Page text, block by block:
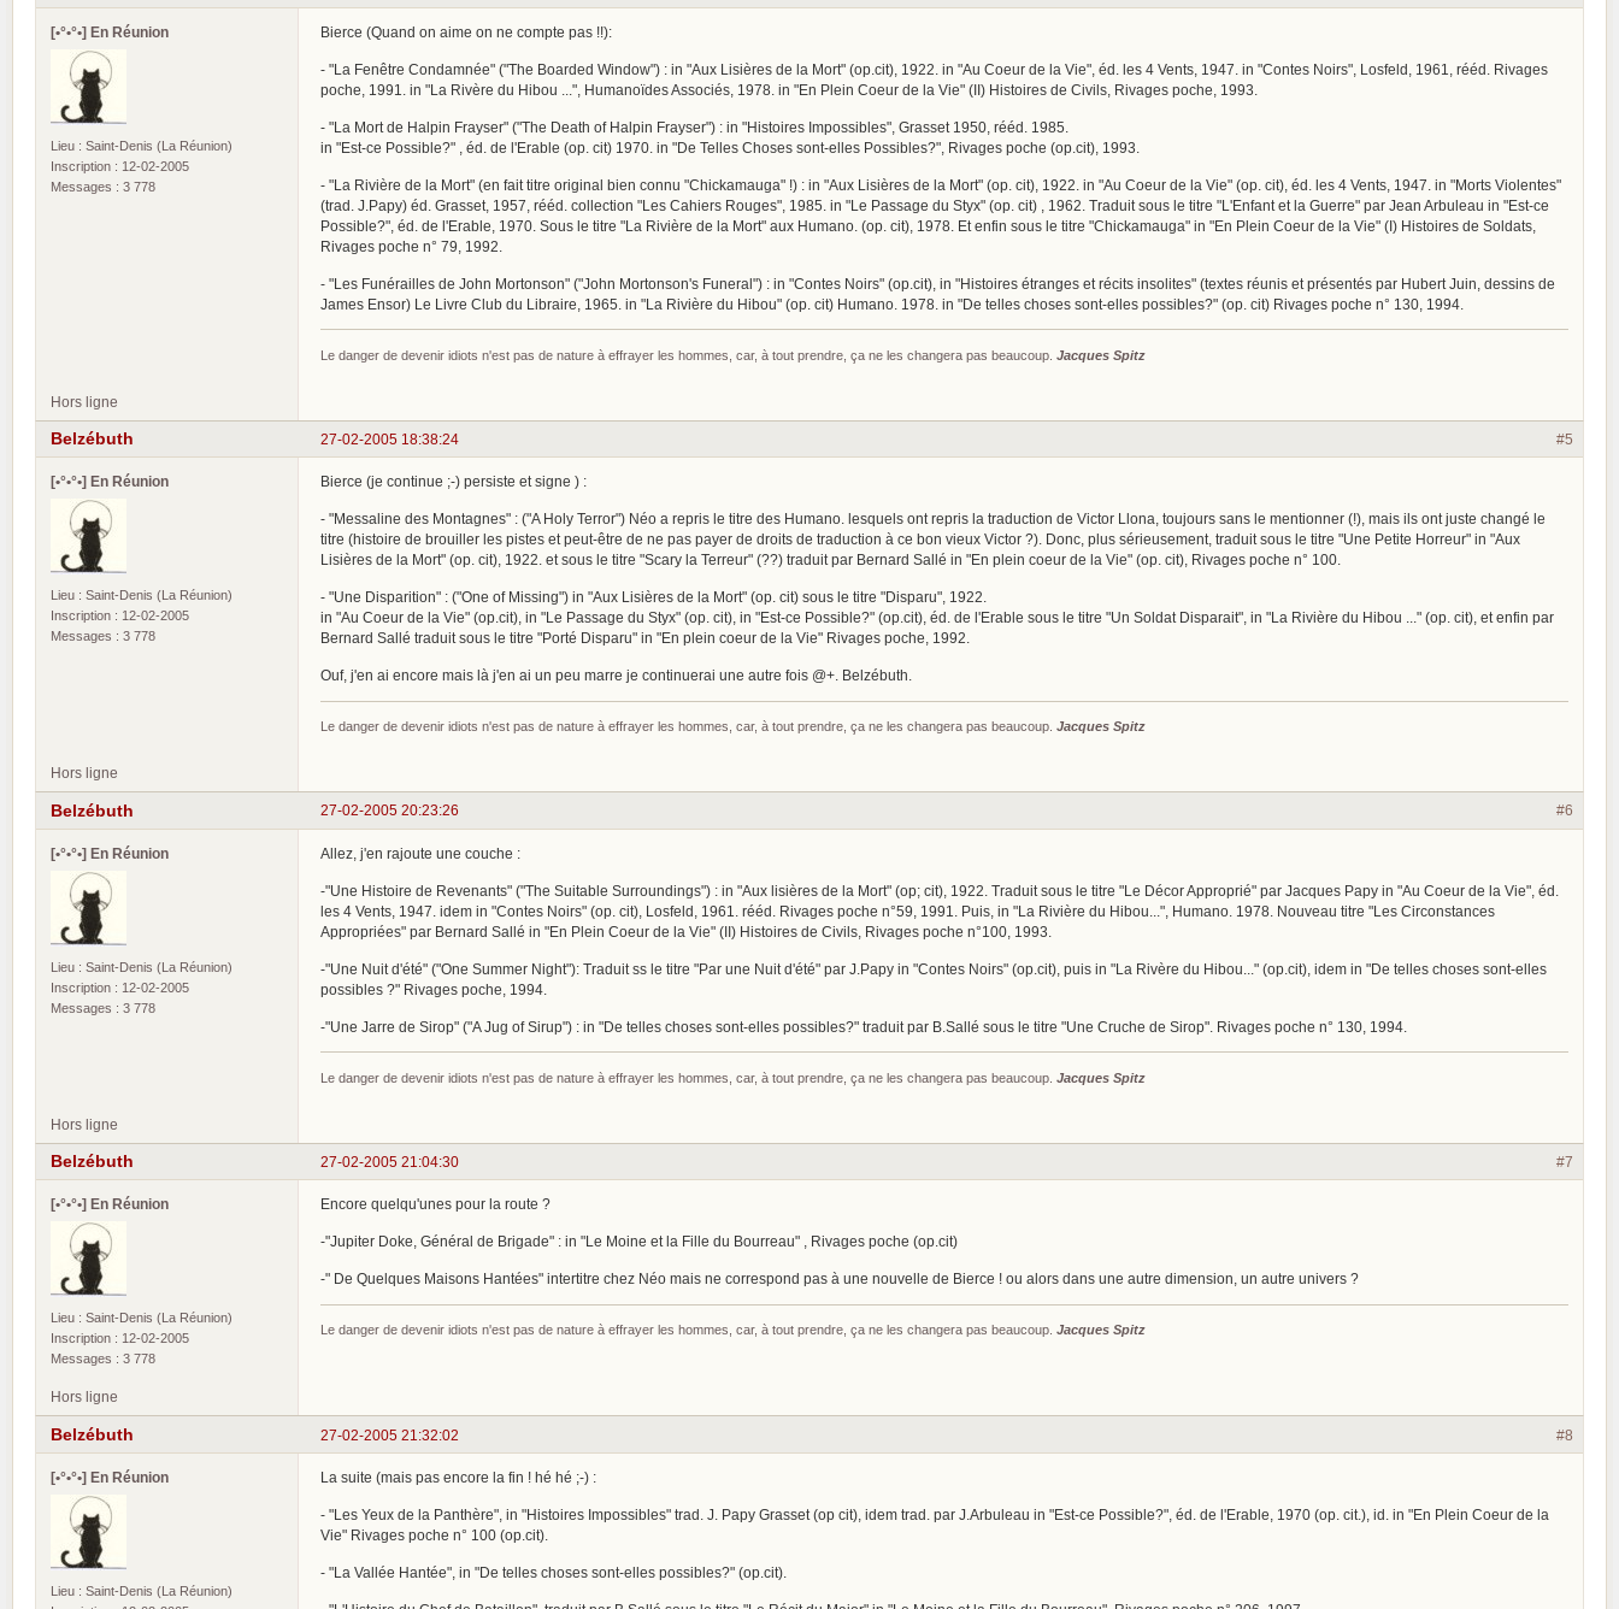
[•°•°•] En Réunion
Lieu : Saint-Denis (La Réunion)
Inscription : 12-02-2005
Messages : 3 778
Bierce (Quand on aime on ne compte pas !!):
- "La Fenêtre Condamnée" ("The Boarded Window") : in "Aux Lisières de la Mort" (op.cit), 1922. in "Au Coeur de la Vie", éd. les 4 Vents, 1947. in "Contes Noirs", Losfeld, 1961, rééd. Rivages
poche, 1991. in "La Rivère du Hibou ...", Humanoïdes Associés, 1978. in "En Plein Coeur de la Vie" (II) Histoires de Civils, Rivages poche, 1993.
- "La Mort de Halpin Frayser" ("The Death of Halpin Frayser") : in "Histoires Impossibles", Grasset 1950, rééd. 1985.
in "Est-ce Possible?" , éd. de l'Erable (op. cit) 1970. in "De Telles Choses sont-elles Possibles?", Rivages poche (op.cit), 1993.
- "La Rivière de la Mort" (en fait titre original bien connu "Chickamauga" !) : in "Aux Lisières de la Mort" (op. cit), 1922. in "Au Coeur de la Vie" (op. cit), éd. les 4 Vents, 1947. in "Morts Violentes"
(trad. J.Papy) éd. Grasset, 1957, rééd. collection "Les Cahiers Rouges", 1985. in "Le Passage du Styx" (op. cit) , 1962. Traduit sous le titre "L'Enfant et la Guerre" par Jean Arbuleau in "Est-ce
Possible?", éd. de l'Erable, 1970. Sous le titre "La Rivière de la Mort" aux Humano. (op. cit), 1978. Et enfin sous le titre "Chickamauga" in "En Plein Coeur de la Vie" (I) Histoires de Soldats,
Rivages poche n° 79, 1992.
- "Les Funérailles de John Mortonson" ("John Mortonson's Funeral") : in "Contes Noirs" (op.cit), in "Histoires étranges et récits insolites" (textes réunis et présentés par Hubert Juin, dessins de
James Ensor) Le Livre Club du Libraire, 1965. in "La Rivière du Hibou" (op. cit) Humano. 1978. in "De telles choses sont-elles possibles?" (op. cit) Rivages poche n° 130, 1994.
Le danger de devenir idiots n'est pas de nature à effrayer les hommes, car, à tout prendre, ça ne les changera pas beaucoup. Jacques Spitz
Hors ligne
#5
27-02-2005 18:38:24
Belzébuth
[•°•°•] En Réunion
Lieu : Saint-Denis (La Réunion)
Inscription : 12-02-2005
Messages : 3 778
Bierce (je continue ;-) persiste et signe ) :
- "Messaline des Montagnes" : ("A Holy Terror") Néo a repris le titre des Humano. lesquels ont repris la traduction de Victor Llona, toujours sans le mentionner (!), mais ils ont juste changé le
titre (histoire de brouiller les pistes et peut-être de ne pas payer de droits de traduction à ce bon vieux Victor ?). Donc, plus sérieusement, traduit sous le titre "Une Petite Horreur" in "Aux
Lisières de la Mort" (op. cit), 1922. et sous le titre "Scary la Terreur" (??) traduit par Bernard Sallé in "En plein coeur de la Vie" (op. cit), Rivages poche n° 100.
- "Une Disparition" : ("One of Missing") in "Aux Lisières de la Mort" (op. cit) sous le titre "Disparu", 1922.
in "Au Coeur de la Vie" (op.cit), in "Le Passage du Styx" (op. cit), in "Est-ce Possible?" (op.cit), éd. de l'Erable sous le titre "Un Soldat Disparait", in "La Rivière du Hibou ..." (op. cit), et enfin par
Bernard Sallé traduit sous le titre "Porté Disparu" in "En plein coeur de la Vie" Rivages poche, 1992.
Ouf, j'en ai encore mais là j'en ai un peu marre je continuerai une autre fois @+. Belzébuth.
Le danger de devenir idiots n'est pas de nature à effrayer les hommes, car, à tout prendre, ça ne les changera pas beaucoup. Jacques Spitz
Hors ligne
#6
27-02-2005 20:23:26
Belzébuth
[•°•°•] En Réunion
Lieu : Saint-Denis (La Réunion)
Inscription : 12-02-2005
Messages : 3 778
Allez, j'en rajoute une couche :
-"Une Histoire de Revenants" ("The Suitable Surroundings") : in "Aux lisières de la Mort" (op; cit), 1922. Traduit sous le titre "Le Décor Approprié" par Jacques Papy in "Au Coeur de la Vie", éd.
les 4 Vents, 1947. idem in "Contes Noirs" (op. cit), Losfeld, 1961. rééd. Rivages poche n°59, 1991. Puis, in "La Rivière du Hibou...", Humano. 1978. Nouveau titre "Les Circonstances
Appropriées" par Bernard Sallé in "En Plein Coeur de la Vie" (II) Histoires de Civils, Rivages poche n°100, 1993.
-"Une Nuit d'été" ("One Summer Night"): Traduit ss le titre "Par une Nuit d'été" par J.Papy in "Contes Noirs" (op.cit), puis in "La Rivère du Hibou..." (op.cit), idem in "De telles choses sont-elles
possibles ?" Rivages poche, 1994.
-"Une Jarre de Sirop" ("A Jug of Sirup") : in "De telles choses sont-elles possibles?" traduit par B.Sallé sous le titre "Une Cruche de Sirop". Rivages poche n° 130, 1994.
Le danger de devenir idiots n'est pas de nature à effrayer les hommes, car, à tout prendre, ça ne les changera pas beaucoup. Jacques Spitz
Hors ligne
#7
27-02-2005 21:04:30
Belzébuth
[•°•°•] En Réunion
Lieu : Saint-Denis (La Réunion)
Inscription : 12-02-2005
Messages : 3 778
Encore quelqu'unes pour la route ?
-"Jupiter Doke, Général de Brigade" : in "Le Moine et la Fille du Bourreau" , Rivages poche (op.cit)
-" De Quelques Maisons Hantées" intertitre chez Néo mais ne correspond pas à une nouvelle de Bierce ! ou alors dans une autre dimension, un autre univers ?
Le danger de devenir idiots n'est pas de nature à effrayer les hommes, car, à tout prendre, ça ne les changera pas beaucoup. Jacques Spitz
Hors ligne
#8
27-02-2005 21:32:02
Belzébuth
[•°•°•] En Réunion
Lieu : Saint-Denis (La Réunion)
La suite (mais pas encore la fin ! hé hé ;-) :
- "Les Yeux de la Panthère", in "Histoires Impossibles" trad. J. Papy Grasset (op cit), idem trad. par J.Arbuleau in "Est-ce Possible?", éd. de l'Erable, 1970 (op. cit.), id. in "En Plein Coeur de la
Vie" Rivages poche n° 100 (op.cit).
- "La Vallée Hantée", in "De telles choses sont-elles possibles?" (op.cit).